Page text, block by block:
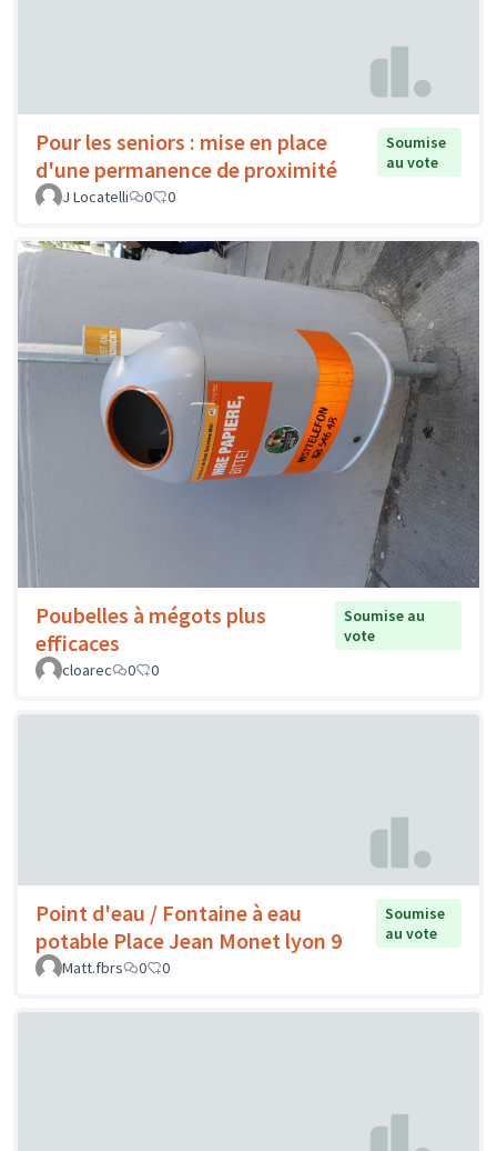
Pour les seniors : mise en place
d'une permanence de proximité
Soumise
au vote
J Locatelli
0 0
Poubelles à mégots plus
efficaces
Soumise au
vote
cloarec
0 0
Point d'eau / Fontaine à eau
potable Place Jean Monet lyon 9
Soumise
au vote
Matt.fbrs
0 0